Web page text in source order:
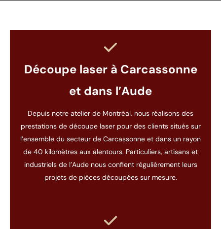
Découpe laser à Carcassonne
et dans l’Aude
Depuis notre atelier de Montréal, nous réalisons des
prestations de découpe laser pour des clients situés sur
l’ensemble du secteur de Carcassonne et dans un rayon
de 40 kilomètres aux alentours. Particuliers, artisans et
industriels de l’Aude nous confient régulièrement leurs
projets de pièces découpées sur mesure.